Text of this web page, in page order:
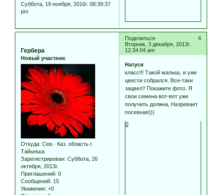
Суббота, 19 ноября, 2016г. 08:39:37
pm
Поделиться
6
Вторник, 3 декабря, 2013г.
12:34:04 am
Гербера
Новый участник
Откуда: Сев.- Каз. область г.
Тайынша
Зарегистрирован: Суббота, 26
октября, 2013г.
Приглашений: 0
Сообщений: 15
Уважение: +0
Натуся
класс!!! Такой малыш, и уже
цвести собрался. Все-таки
зацвел? Покажите фото. Я
свои семена вот-вот уже
получить должна, Назревает
посевная)))
0